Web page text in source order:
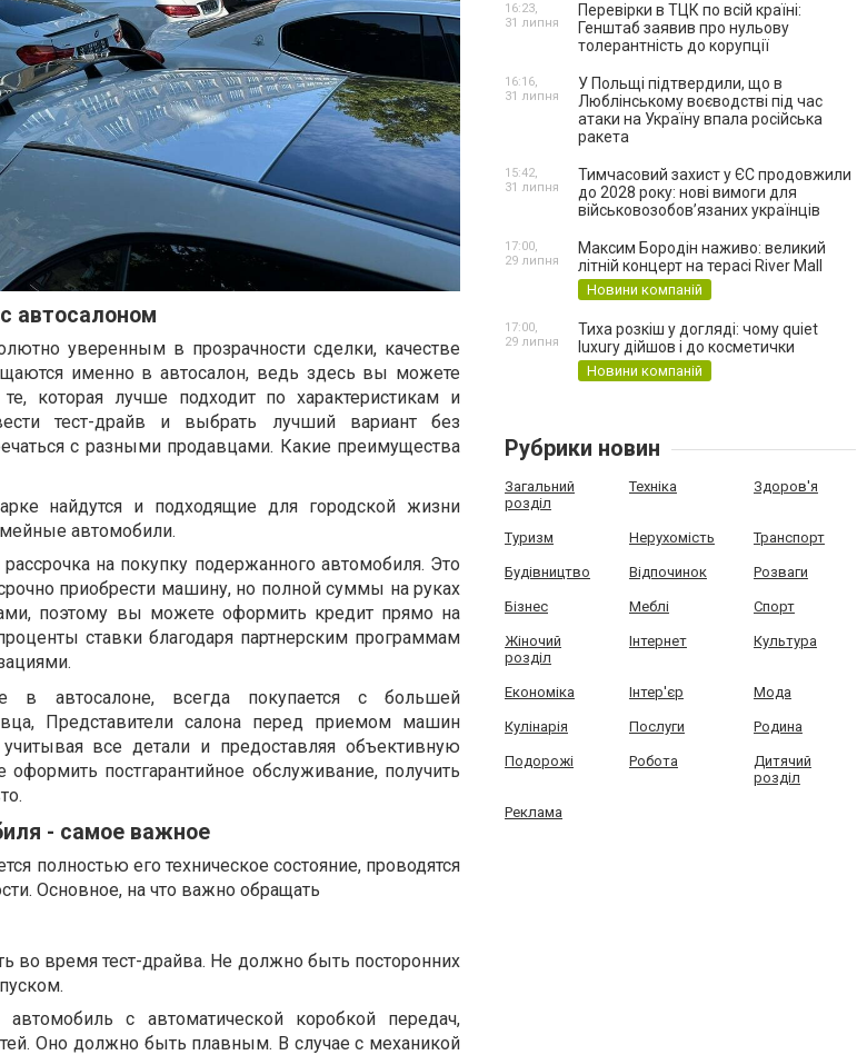
автосалоном
уверенным в прозрачности сделки, качестве
именно в автосалон, ведь здесь вы можете
которая лучше подходит по характеристикам и
тест-драйв и выбрать лучший вариант без
с разными продавцами. Какие преимущества
найдутся и подходящие для городской жизни
автомобили.
на покупку подержанного автомобиля. Это
приобрести машину, но полной суммы на руках
поэтому вы можете оформить кредит прямо на
ставки благодаря партнерским программам
в автосалоне, всегда покупается с большей
Представители салона перед приемом машин
все детали и предоставляя объективную
постгарантийное обслуживание, получить
- самое важное
полностью его техническое состояние, проводятся
Основное, на что важно обращать
во время тест-драйва. Не должно быть посторонних
с автоматической коробкой передач,
Оно должно быть плавным. В случае с механикой
Перевірки в ТЦК по всій країні:
Генштаб заявив про нульову
толерантність до корупції
16:23,
31 липня
У Польщі підтвердили, що в
Люблінському воєводстві під час
атаки на Україну впала російська
ракета
16:16,
31 липня
Тимчасовий захист у ЄС продовжили
до 2028 року: нові вимоги для
військовозобов’язаних українців
15:42,
31 липня
Максим Бородін наживо: великий
літній концерт на терасі River Mall
Новини компаній
17:00,
29 липня
Тиха розкіш у догляді: чому quiet
luxury дійшов і до косметички
Новини компаній
17:00,
29 липня
Рубрики новин
Загальний
розділ
Техніка Здоров'я
Туризм Нерухомість Транспорт
Будівництво Відпочинок Розваги
Бізнес Меблі Спорт
Жіночий
розділ
Інтернет Культура
Економіка Інтер'єр Мода
Кулінарія Послуги Родина
Подорожі Робота
Дитячий
розділ
Реклама